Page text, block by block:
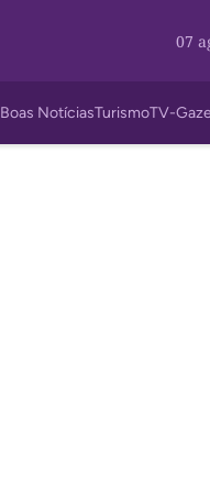
07
Boas NotíciasTurismoTV-